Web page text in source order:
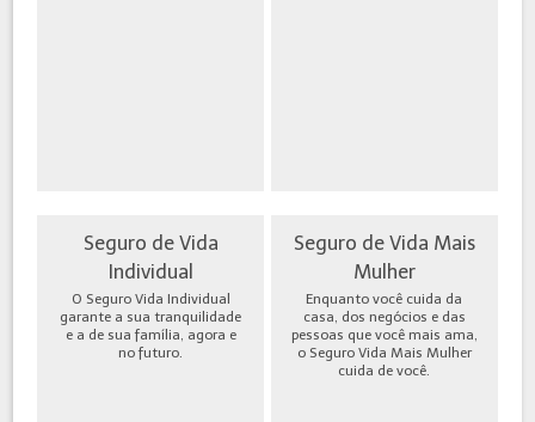
Seguro de Vida
Individual
O Seguro Vida Individual
garante a sua tranquilidade
e a de sua família, agora e
no futuro.
Seguro de Vida Mais
Mulher
Enquanto você cuida da
casa, dos negócios e das
pessoas que você mais ama,
o Seguro Vida Mais Mulher
cuida de você.